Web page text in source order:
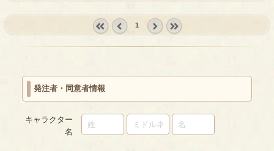
prev
1
発注者・同意者情報
キャラクター
名